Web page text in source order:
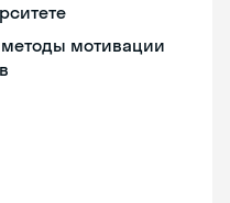
методы мотивации